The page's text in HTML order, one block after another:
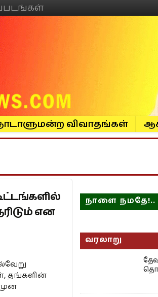
விவாதங்கள்
என
தங்களின்
நாளை நமதே!..
வரலாறு